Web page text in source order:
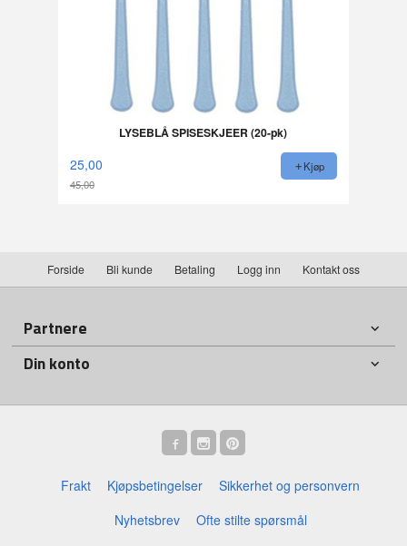
LYSEBLÅ SPISESKJEER (20-pk)
25,00
45,00
Kjøp
Forside Bli kunde Betaling Logg inn Kontakt oss
Partnere
Din konto
Frakt Kjøpsbetingelser
Sikkerhet og personvern
Nyhetsbrev
Ofte stilte spørsmål